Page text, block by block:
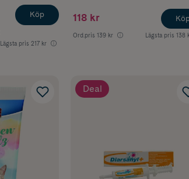
Lägsta pris 217 kr
Köp 118 kr
Ord.pris 139 kr Lägsta pris 138
Köp
Deal